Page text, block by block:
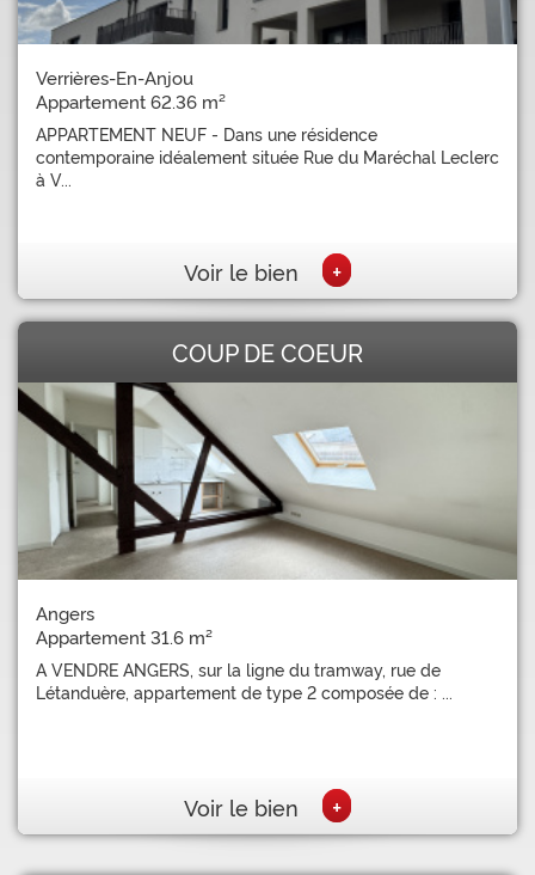
Verrières-En-Anjou
Appartement 62.36 m²
APPARTEMENT NEUF - Dans une résidence
contemporaine idéalement située Rue du Maréchal Leclerc
à V...
Voir le bien +
COUP DE COEUR
Angers
Appartement 31.6 m²
A VENDRE ANGERS, sur la ligne du tramway, rue de
Létanduère, appartement de type 2 composée de : ...
Voir le bien +